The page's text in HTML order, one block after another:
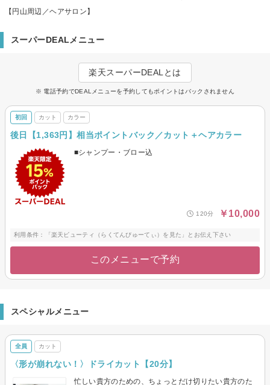
【円山周辺／ヘアサロン】
スーパーDEALメニュー
楽天スーパーDEALとは
※ 電話予約でDEALメニューを予約してもポイントはバックされません
初回 カット カラー
後日【1,363円】相当ポイントバック／カット＋ヘアカラー
■シャンプー・ブロー込
120分 ￥10,000
利用条件：「楽天ビューティ（らくてんびゅーてぃ）を見た」とお伝え下さい
このメニューで予約
スペシャルメニュー
全員 カット
〈形が崩れない！〉ドライカット【20分】
忙しい貴方のための、ちょっとだけ切りたい貴方のた